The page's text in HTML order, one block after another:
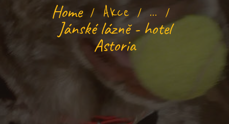
Home Akce ...
Jánské lázně - hotel
Astoria
PODPOŘTE NÁS